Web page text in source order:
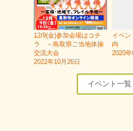
12/9(金)参加会場はコチ
ラ ～鳥取県ご当地体操
交流大会
2022年10月26日
イベン
内
2020
イベント一覧